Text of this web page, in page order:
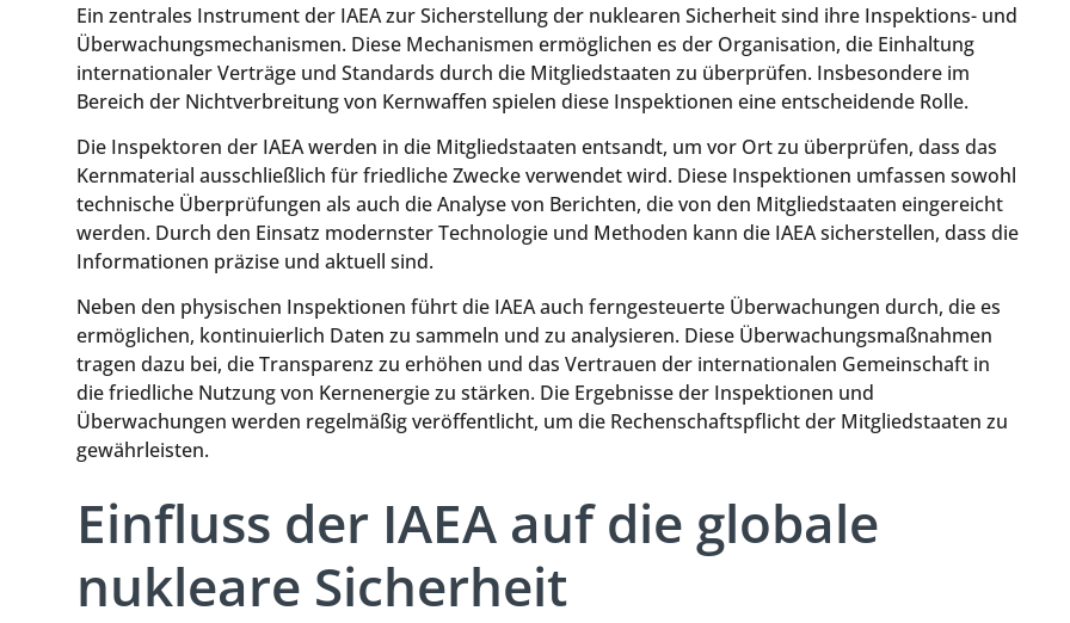
Ein zentrales Instrument der IAEA zur Sicherstellung der nuklearen Sicherheit sind ihre Inspektions- und
Überwachungsmechanismen. Diese Mechanismen ermöglichen es der Organisation, die Einhaltung
internationaler Verträge und Standards durch die Mitgliedstaaten zu überprüfen. Insbesondere im
Bereich der Nichtverbreitung von Kernwaffen spielen diese Inspektionen eine entscheidende Rolle.
Die Inspektoren der IAEA werden in die Mitgliedstaaten entsandt, um vor Ort zu überprüfen, dass das
Kernmaterial ausschließlich für friedliche Zwecke verwendet wird. Diese Inspektionen umfassen sowohl
technische Überprüfungen als auch die Analyse von Berichten, die von den Mitgliedstaaten eingereicht
werden. Durch den Einsatz modernster Technologie und Methoden kann die IAEA sicherstellen, dass die
Informationen präzise und aktuell sind.
Neben den physischen Inspektionen führt die IAEA auch ferngesteuerte Überwachungen durch, die es
ermöglichen, kontinuierlich Daten zu sammeln und zu analysieren. Diese Überwachungsmaßnahmen
tragen dazu bei, die Transparenz zu erhöhen und das Vertrauen der internationalen Gemeinschaft in
die friedliche Nutzung von Kernenergie zu stärken. Die Ergebnisse der Inspektionen und
Überwachungen werden regelmäßig veröffentlicht, um die Rechenschaftspflicht der Mitgliedstaaten zu
gewährleisten.
Einfluss der IAEA auf die globale
nukleare Sicherheit